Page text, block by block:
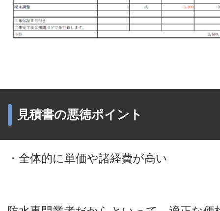
見積書の悪徳ポイント
・全体的に単価や諸経費が高い